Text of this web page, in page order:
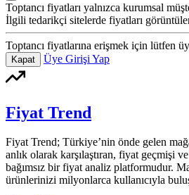
Toptancı fiyatları yalnızca kurumsal
İlgili tedarikçi sitelerde fiyatları
Toptancı fiyatlarına erişmek için lütfen
Kapat Üye Girişi Yap
Fiyat Trend
Fiyat Trend; Türkiye’nin önde gelen
anlık olarak karşılaştıran, fiyat geçmişi
bağımsız bir fiyat analiz platformudur.
ürünlerinizi milyonlarca kullanıcıyla